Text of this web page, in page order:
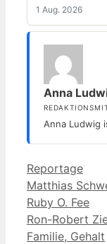
1 Aug. 2026
Anna
Anna Ludwig
Kategorien
Reportage
Matthias
Ruby O. Fee
Ron-Robert
Familie, Gehalt